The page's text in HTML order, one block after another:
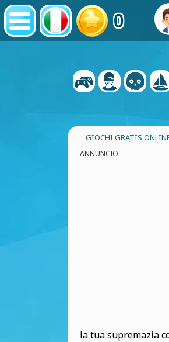
0
GIOCHI GRATIS
ANNUNCIO
la tua supremazia